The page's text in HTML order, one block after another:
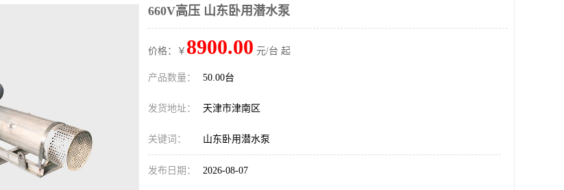
660V高压 山东卧用潜水泵
价格：￥ 8900.00 元/台 起
产品数量： 50.00台
发货地址： 天津市津南区
关键词： 山东卧用潜水泵
发布日期： 2026-08-07